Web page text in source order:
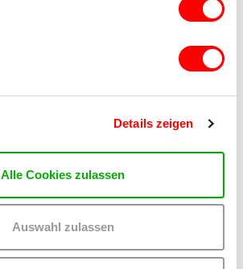
Details zeigen
Alle Cookies zulassen
Auswahl zulassen